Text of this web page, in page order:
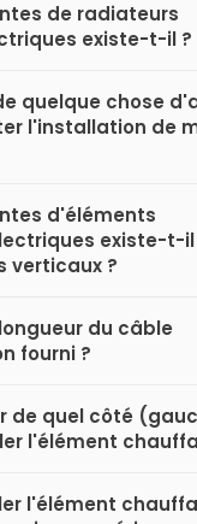
de radiateurs
existe-t-il ?
quelque chose
l'installation de
d'éléments
existe-t-
verticaux ?
du câble
fourni ?
de quel côté
l'élément
l'élément